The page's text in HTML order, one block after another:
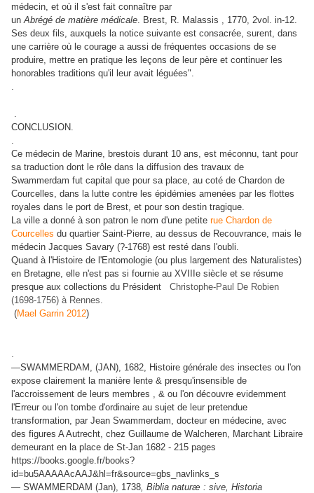
médecin, et où il s'est fait connaître par
unAbrégé de matière médicale. Brest, R. Malassis , 1770, 2vol. in-12.
Ses deux fils, auxquels la notice suivante est consacrée, surent, dans
une carrière où le courage a aussi de fréquentes occasions de se
produire, mettre en pratique les leçons de leur père et continuer les
honorables traditions qu'il leur avait léguées".
.
.
CONCLUSION.
.
Ce médecin de Marine, brestois durant 10 ans, est méconnu, tant pour
sa traduction dont le rôle dans la diffusion des travaux de
Swammerdam fut capital que pour sa place, au coté de Chardon de
Courcelles, dans la lutte contre les épidémies amenées par les flottes
royales dans le port de Brest, et pour son destin tragique.
La ville a donné à son patron le nom d'une petite rue Chardon de
Courcelles du quartier Saint-Pierre, au dessus de Recouvrance, mais le
médecin Jacques Savary (?-1768) est resté dans l'oubli.
Quand à l'Histoire de l'Entomologie (ou plus largement des Naturalistes)
en Bretagne, elle n'est pas si fournie au XVIIIe siècle et se résume
presque aux collections du Président
Christophe-Paul De Robien
(1698-1756) à Rennes.
(Mael Garrin 2012)
—SWAMMERDAM, (JAN), 1682, Histoire générale des insectes ou l'on
expose clairement la manière lente & presqu'insensible de
l'accroissement de leurs membres , & ou l'on découvre evidemment
l'Erreur ou l'on tombe d'ordinaire au sujet de leur pretendue
transformation, par Jean Swammerdam, docteur en médecine, avec
des figures A Autrecht, chez Guillaume de Walcheren, Marchant Libraire
demeurant en la place de St-Jan 1682 - 215 pages
https://books.google.fr/books?
id=bu5AAAAAcAAJ&hl=fr&source=gbs_navlinks_s
— SWAMMERDAM (Jan), 1738, Biblia naturæ : sive, Historia